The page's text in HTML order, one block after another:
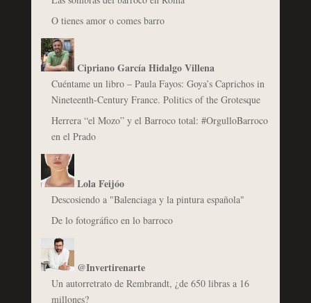
O tienes amor o comes barro
Cipriano García Hidalgo Villena
Cuéntame un libro – Paula Fayos: Goya’s Caprichos in
Nineteenth-Century France. Politics of the Grotesque
Herrera “el Mozo” y el Barroco total: #OrgulloBarroco
en el Prado
Lola Feijóo
Descosiendo a "Balenciaga y la pintura española"
De lo fotográfico en lo barroco
@Invertirenarte
Un autorretrato de Rembrandt, ¿de 650 libras a 16
millones?